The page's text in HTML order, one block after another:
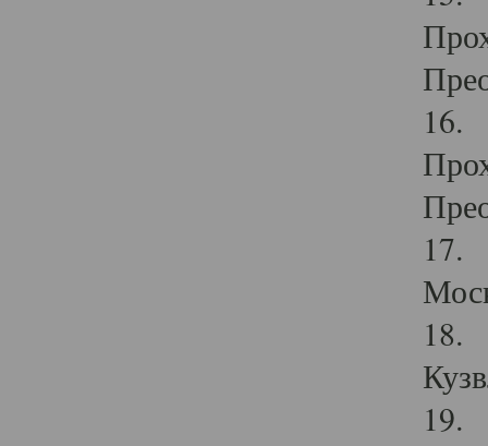
16.
17.
18.
19.